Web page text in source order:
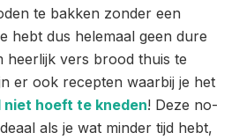
te bakken zonder een
hebt dus helemaal geen dure
heerlijk vers brood thuis te
er ook recepten waarbij je het
niet hoeft te kneden! Deze no-
als je wat minder tijd hebt,